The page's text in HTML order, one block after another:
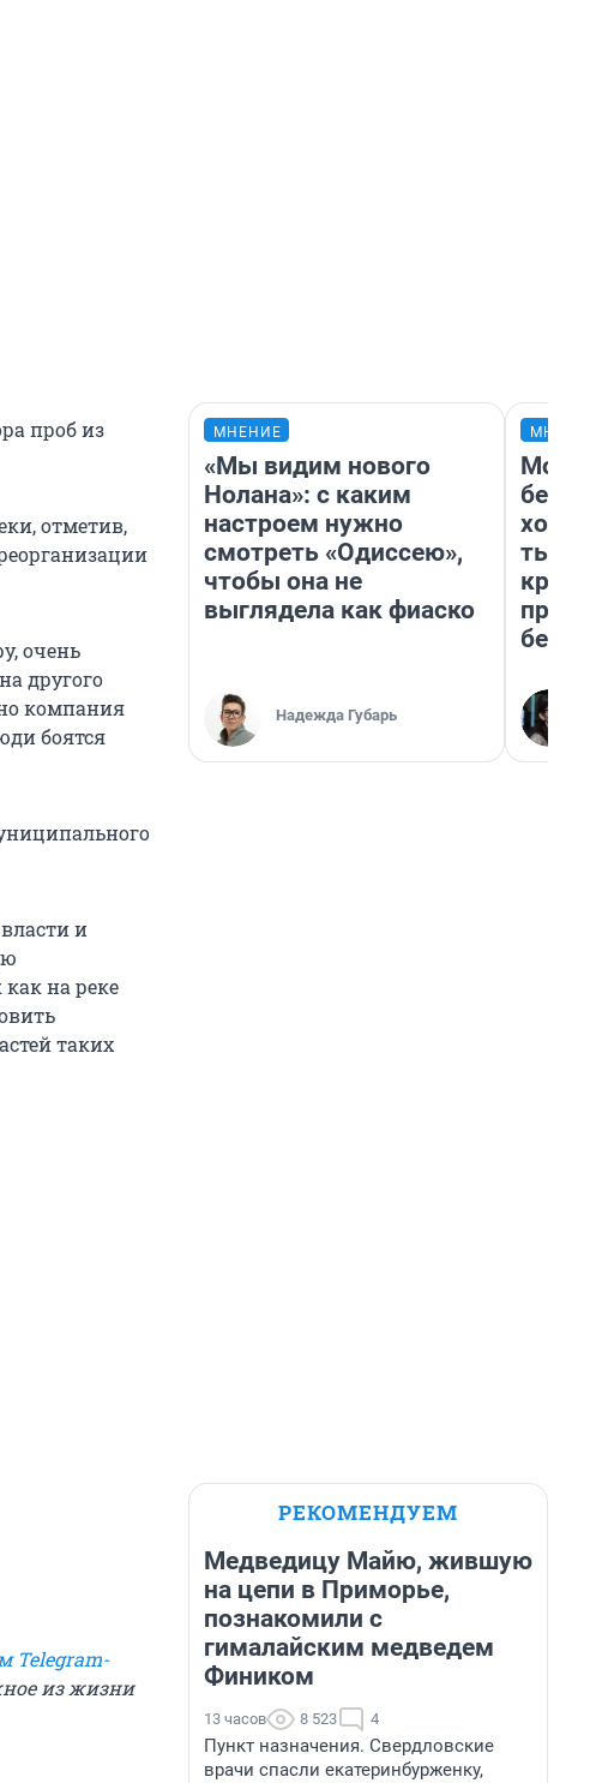
проб из
отметив,
очень
другого
компания
боятся
и
на реке
таких
Telegram-
из жизни
МНЕНИЕ
«Мы видим нового
Нолана»: с каким
настроем нужно
смотреть «Одиссею»,
чтобы она не
выглядела как фиаско
Надежда Губарь
Мой
РЕКОМЕНДУЕМ
Медведицу Майю, жившую
на цепи в Приморье,
познакомили с
гималайским медведем
Фиником
13 часов 8 523 4
Пункт назначения. Свердловские
врачи спасли екатеринбурженку,